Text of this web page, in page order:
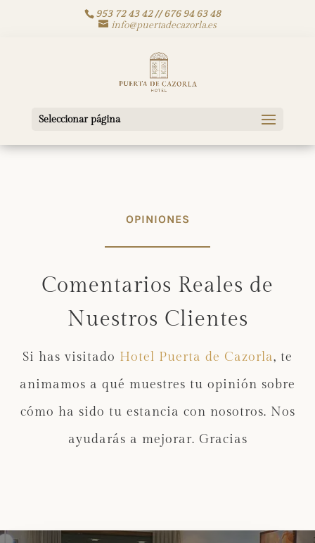
953 72 43 42 // 676 94 63 48
info@puertadecazorla.es
Seleccionar página
OPINIONES
Comentarios Reales de
Nuestros Clientes
Si has visitado Hotel Puerta de Cazorla, te
animamos a qué muestres tu opinión sobre
cómo ha sido tu estancia con nosotros. Nos
ayudarás a mejorar. Gracias